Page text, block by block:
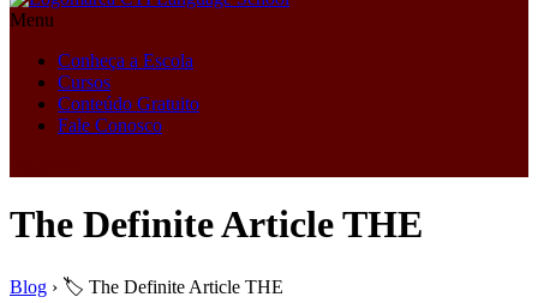
Menu
Conheça a Escola
Cursos
Conteúdo Gratuito
Fale Conosco
The Definite Article THE
Blog › 🏷️ The Definite Article THE